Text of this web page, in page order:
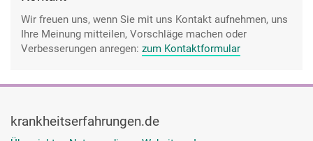
Wir freuen uns, wenn Sie mit uns Kontakt aufnehmen, uns
Ihre Meinung mitteilen, Vorschläge machen oder
Verbesserungen anregen: zum Kontaktformular
krankheitserfahrungen.de